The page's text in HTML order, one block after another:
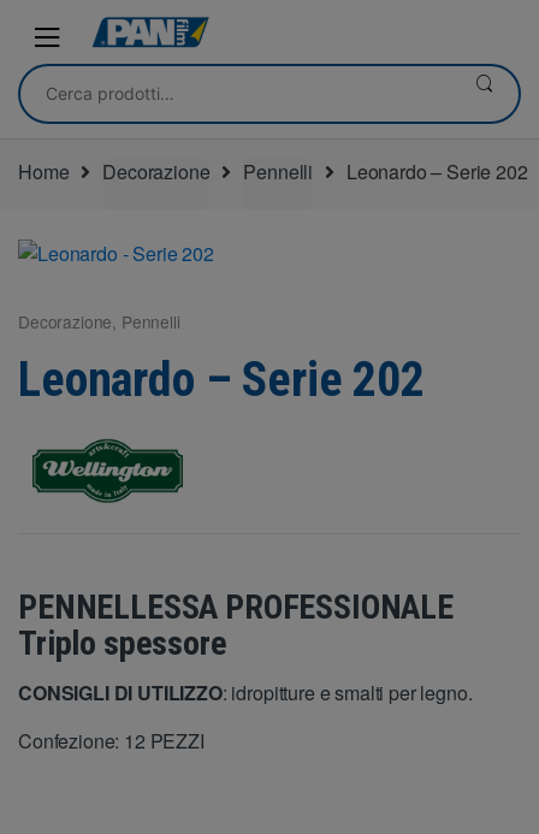
navigation
content
Cerca:
Home Decorazione Pennelli Leonardo – Serie 202
Decorazione Pennelli
Leonardo – Serie 202
PENNELLESSA PROFESSIONALE
Triplo spessore
CONSIGLI DI UTILIZZO: idropitture e smalti per legno.
Confezione: 12 PEZZI